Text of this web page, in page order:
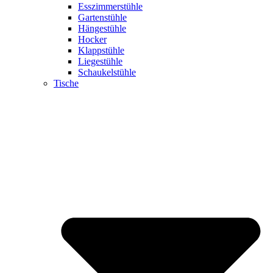
Esszimmerstühle
Gartenstühle
Hängestühle
Hocker
Klappstühle
Liegestühle
Schaukelstühle
Tische